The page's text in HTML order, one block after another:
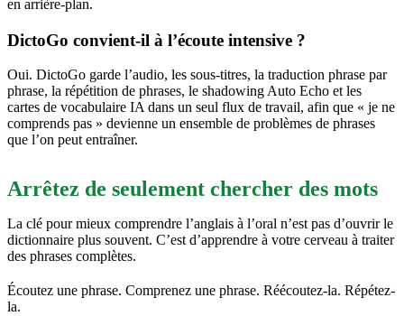
en arrière-plan.
DictoGo convient-il à l’écoute intensive ?
Oui. DictoGo garde l’audio, les sous-titres, la traduction phrase par
phrase, la répétition de phrases, le shadowing Auto Echo et les
cartes de vocabulaire IA dans un seul flux de travail, afin que « je ne
comprends pas » devienne un ensemble de problèmes de phrases
que l’on peut entraîner.
Arrêtez de seulement chercher des mots
La clé pour mieux comprendre l’anglais à l’oral n’est pas d’ouvrir le
dictionnaire plus souvent. C’est d’apprendre à votre cerveau à traiter
des phrases complètes.
Écoutez une phrase. Comprenez une phrase. Réécoutez-la. Répétez-
la.